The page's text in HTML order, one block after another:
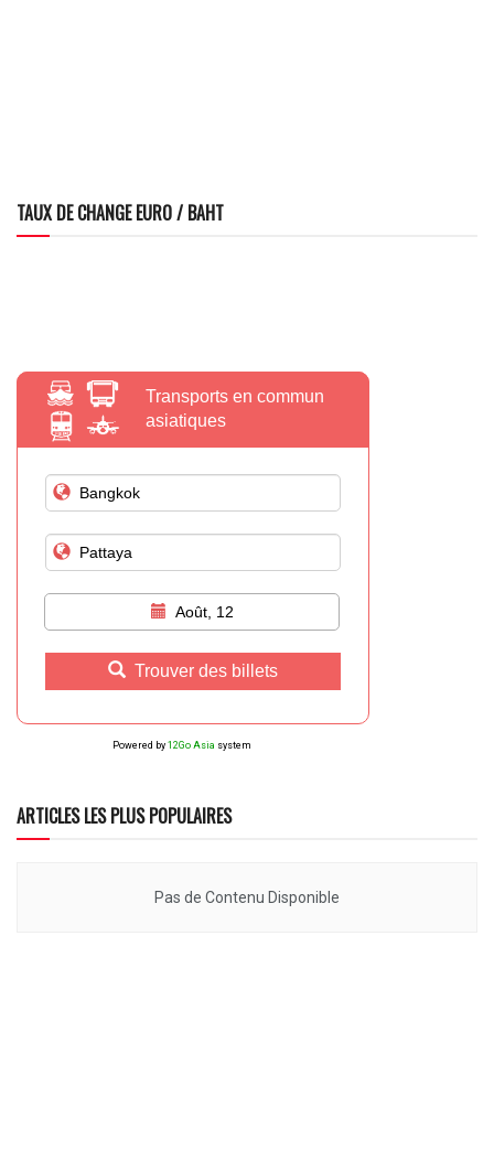
TAUX DE CHANGE EURO / BAHT
Transports en commun
asiatiques
Août, 12
Trouver des billets
Powered by 12Go Asia system
ARTICLES LES PLUS POPULAIRES
Pas de Contenu Disponible